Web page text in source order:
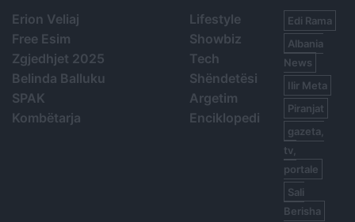
Erion Veliaj
Free Esim
Zgjedhjet 2025
Belinda Balluku
SPAK
Kombëtarja
Lifestyle
Showbiz
Tech
Shëndetësi
Argetim
Enciklopedi
Edi Rama
Albania
News
Ilir Meta
Piranjat
gazeta,
tv,
portale
Sali
Berisha